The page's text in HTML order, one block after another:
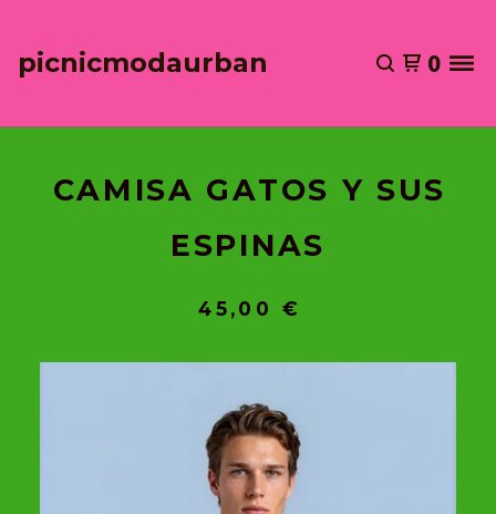
picnicmodaurban 0
CAMISA GATOS Y SUS
ESPINAS
45,00 €